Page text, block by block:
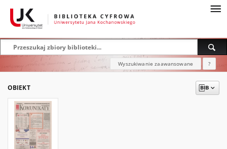
Wyszukiwanie zaawansowane ?
OBIEKT